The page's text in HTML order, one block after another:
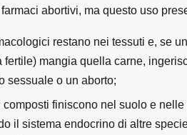
abortivi, ma questo uso
restano nei tessuti e, se
fertile) mangia quella carne,
sessuale o un aborto;
composti finiscono nel suolo e
il sistema endocrino di altre